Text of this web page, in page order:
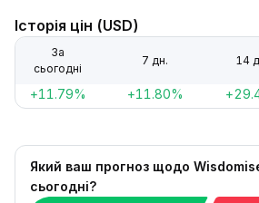
Історія цін (USD)
За
сьогодні
7 дн. 14
+11.79% +11.80%
Який ваш прогноз щодо
сьогодні?